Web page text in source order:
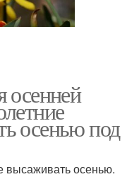
осенней
осенью под
высаживать осенью.